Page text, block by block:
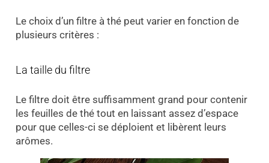
Le choix d’un filtre à thé peut varier en fonction de
plusieurs critères :
La taille du filtre
Le filtre doit être suffisamment grand pour contenir
les feuilles de thé tout en laissant assez d’espace
pour que celles-ci se déploient et libèrent leurs
arômes.